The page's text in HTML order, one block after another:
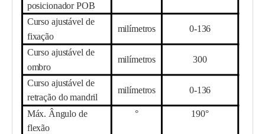
posicionador POB
Curso ajustável de
fixação
milímetros 0-136
Curso ajustável de
ombro
milímetros 300
Curso ajustável de
retração do mandril
milímetros 0-136
Máx. Ângulo de
flexão
° 190°